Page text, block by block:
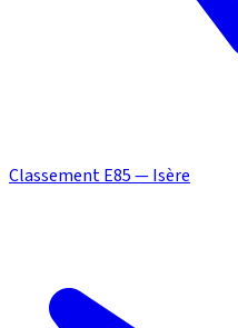
Classement E85 — Isère